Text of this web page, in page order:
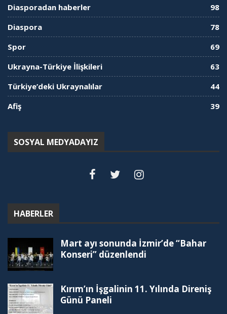
Diasporadan haberler
98
Diaspora
78
Spor
69
Ukrayna-Türkiye İlişkileri
63
Türkiye’deki Ukraynalılar
44
Afiş
39
SOSYAL MEDYADAYIZ
HABERLER
Mart ayı sonunda İzmir’de “Bahar
Konseri” düzenlendi
Kırım’ın İşgalinin 11. Yılında Direniş
Günü Paneli